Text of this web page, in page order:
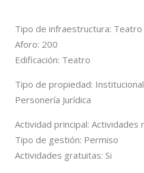
Tipo de infraestructura: Teatro
Aforo: 200
Edificación: Teatro
Tipo de propiedad: Institucional
Personería Jurídica
Actividad principal: Actividades
Tipo de gestión: Permiso
Actividades gratuitas: Si